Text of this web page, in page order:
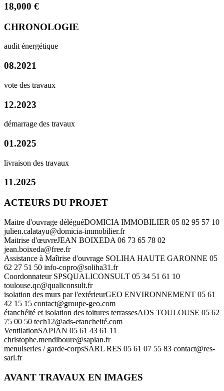
18,000 €
CHRONOLOGIE
audit énergétique
08.2021
vote des travaux
12.2023
démarrage des travaux
01.2025
livraison des travaux
11.2025
ACTEURS DU PROJET
Maitre d'ouvrage déléguéDOMICIA IMMOBILIER 05 82 95 57 10
julien.calatayu@domicia-immobilier.fr
Maitrise d'œuvreJEAN BOIXEDA 06 73 65 78 02
jean.boixeda@free.fr
Assistance à Maîtrise d'ouvrage SOLIHA HAUTE GARONNE 05
62 27 51 50 info-copro@soliha31.fr
Coordonnateur SPSQUALICONSULT 05 34 51 61 10
toulouse.qc@qualiconsult.fr
isolation des murs par l'extérieurGEO ENVIRONNEMENT 05 61
42 15 15 contact@groupe-geo.com
étanchéité et isolation des toitures terrassesADS TOULOUSE 05 62
75 00 50 tech12@ads-etancheité.com
VentilationSAPIAN 05 61 43 61 11
christophe.mendiboure@sapian.fr
menuiseries / garde-corpsSARL RES 05 61 07 55 83 contact@res-
sarl.fr
AVANT TRAVAUX EN IMAGES